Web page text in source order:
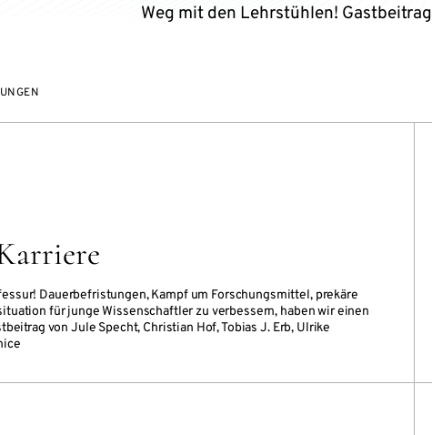
Weg mit den Lehrstühlen!
Dauerbefristungen, Kampf um Forschungsmittel, prekäre
für junge Wissenschaftler zu verbessern, haben wir einen
von Jule Specht, Christian Hof, Tobias J. Erb, Ulrike